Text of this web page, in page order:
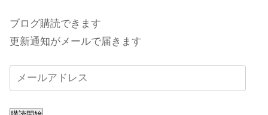
ブログ購読できます
更新通知がメールで届きます